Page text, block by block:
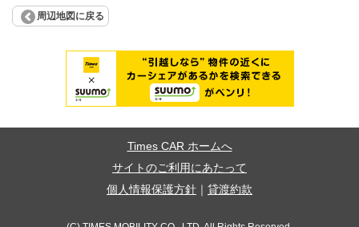
周辺地図に戻る
Times CAR ホームへ
サイトのご利用にあたって
個人情報保護方針
貸渡約款